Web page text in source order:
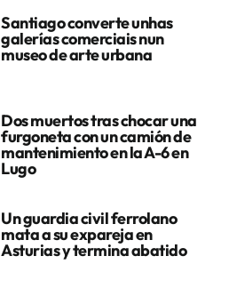
Santiago converte unhas
galerías comerciais nun
museo de arte urbana
Dos muertos tras chocar una
furgoneta con un camión de
mantenimiento en la A-6 en
Lugo
Un guardia civil ferrolano
mata a su expareja en
Asturias y termina abatido